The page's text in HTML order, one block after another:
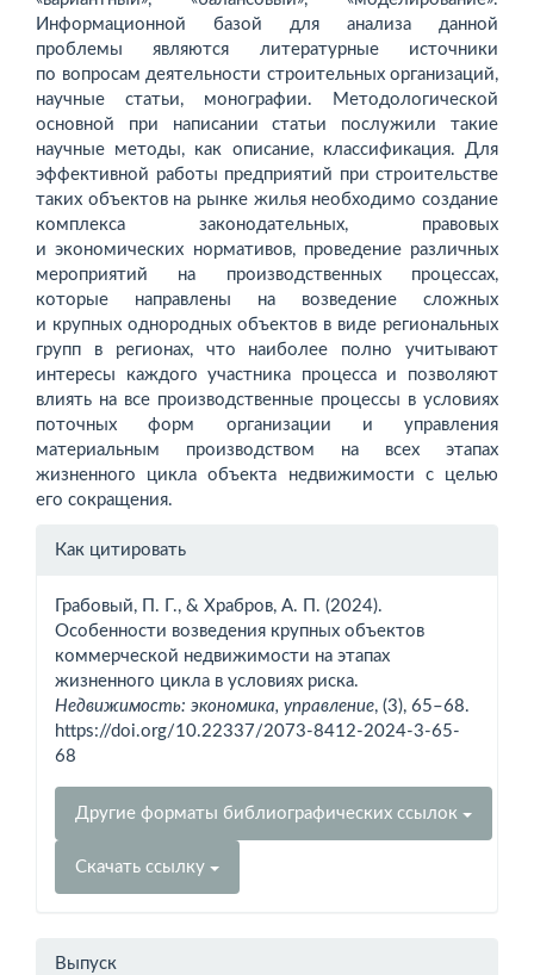
Информационной базой для анализа данной
проблемы являются литературные источники
по вопросам деятельности строительных организаций,
научные статьи, монографии. Методологической
основной при написании статьи послужили такие
научные методы, как описание, классификация. Для
эффективной работы предприятий при строительстве
таких объектов на рынке жилья необходимо создание
комплекса законодательных, правовых
и экономических нормативов, проведение различных
мероприятий на производственных процессах,
которые направлены на возведение сложных
и крупных однородных объектов в виде региональных
групп в регионах, что наиболее полно учитывают
интересы каждого участника процесса и позволяют
влиять на все производственные процессы в условиях
поточных форм организации и управления
материальным производством на всех этапах
жизненного цикла объекта недвижимости с целью
его сокращения.
Информация
Как цитировать
Грабовый, П. Г., & Храбров, А. П. (2024).
Особенности возведения крупных объектов
коммерческой недвижимости на этапах
жизненного цикла в условиях риска.
Недвижимость: экономика, управление, (3), 65–68.
https://doi.org/10.22337/2073-8412-2024-3-65-
68
Другие форматы библиографических ссылок
Скачать ссылку
Выпуск